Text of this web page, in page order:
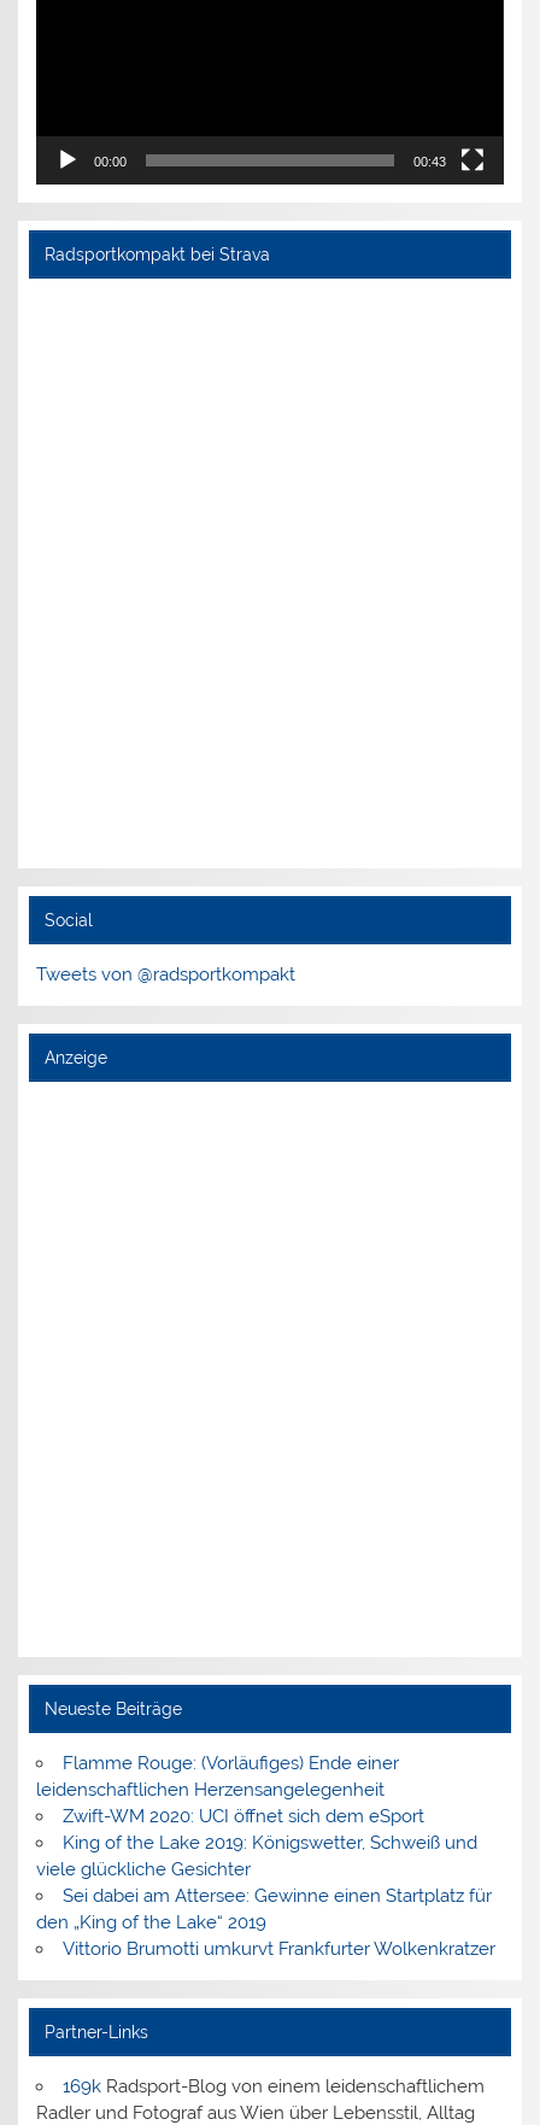
00:00 00:43
Radsportkompakt bei Strava
Social
Tweets von @radsportkompakt
Anzeige
Neueste Beiträge
Flamme Rouge: (Vorläufiges) Ende einer
leidenschaftlichen Herzensangelegenheit
Zwift-WM 2020: UCI öffnet sich dem eSport
King of the Lake 2019: Königswetter, Schweiß und
viele glückliche Gesichter
Sei dabei am Attersee: Gewinne einen Startplatz für
den „King of the Lake“ 2019
Vittorio Brumotti umkurvt Frankfurter Wolkenkratzer
Partner-Links
169kRadsport-Blog von einem leidenschaftlichem
Radler und Fotograf aus Wien über Lebensstil, Alltag